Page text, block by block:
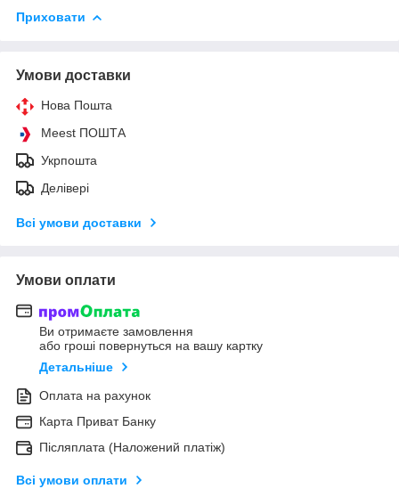
Приховати
Умови доставки
Нова Пошта
Meest ПОШТА
Укрпошта
Делівері
Всі умови доставки
Умови оплати
Ви отримаєте замовлення
або гроші повернуться на вашу картку
Детальніше
Оплата на рахунок
Карта Приват Банку
Післяплата (Наложений платіж)
Всі умови оплати